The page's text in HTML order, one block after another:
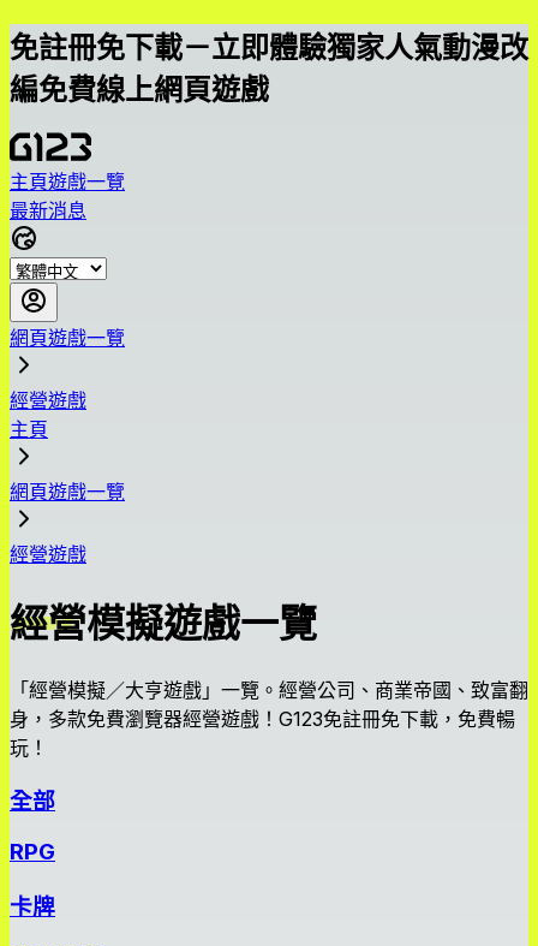
免註冊免下載－立即體驗獨家人氣動漫改
編免費線上網頁遊戲
主頁遊戲一覽
最新消息
網頁遊戲一覽
經營遊戲
主頁
網頁遊戲一覽
經營遊戲
經營模擬遊戲一覽
「經營模擬／大亨遊戲」一覽。經營公司、商業帝國、致富翻
身，多款免費瀏覽器經營遊戲！G123免註冊免下載，免費暢
玩！
全部
RPG
卡牌